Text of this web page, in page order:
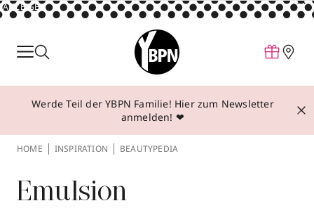
ANZEIGE
Parfum
Make-up
Behandlungen
Über YBPN
Werde Teil der YBPN Familie! Hier zum Newsletter
anmelden! ❤
HOME INSPIRATION BEAUTYPEDIA
Emulsion